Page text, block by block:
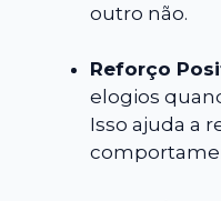
outro não.
Reforço
elogios
Isso ajuda a